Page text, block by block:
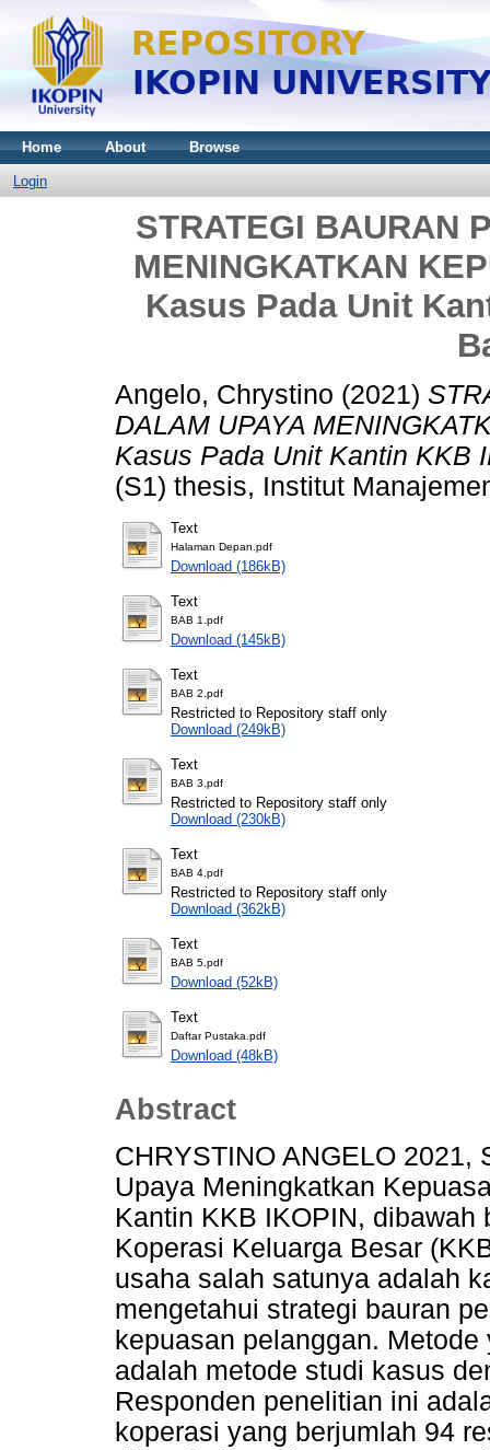
Home About Browse
Login
STRATEGI BAURAN
MENINGKATKAN
Kasus Pada Unit
Angelo, Chrystino (2021)
DALAM UPAYA
Kasus Pada Unit Kantin KKB
(S1) thesis, Institut
Text
Halaman Depan.pdf
Download (186kB)
Text
BAB 1.pdf
Download (145kB)
Text
BAB 2.pdf
Restricted to Repository staff only
Download (249kB)
Text
BAB 3.pdf
Restricted to Repository staff only
Download (230kB)
Text
BAB 4.pdf
Restricted to Repository staff only
Download (362kB)
Text
BAB 5.pdf
Download (52kB)
Text
Daftar Pustaka.pdf
Download (48kB)
Abstract
CHRYSTINO ANGELO 2021,
Upaya Meningkatkan
Kantin KKB IKOPIN,
Koperasi Keluarga Besar
usaha salah satunya adalah
mengetahui strategi bauran
kepuasan pelanggan.
adalah metode studi kasus
Responden penelitian ini
koperasi yang berjumlah 94